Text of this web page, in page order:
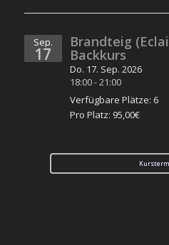
Sep.
17
Brandteig
Backkurs
Do. 17. Sep. 2026
18:00-21:00
Verfügbare Plätze: 6
Pro Platz: 95,00€